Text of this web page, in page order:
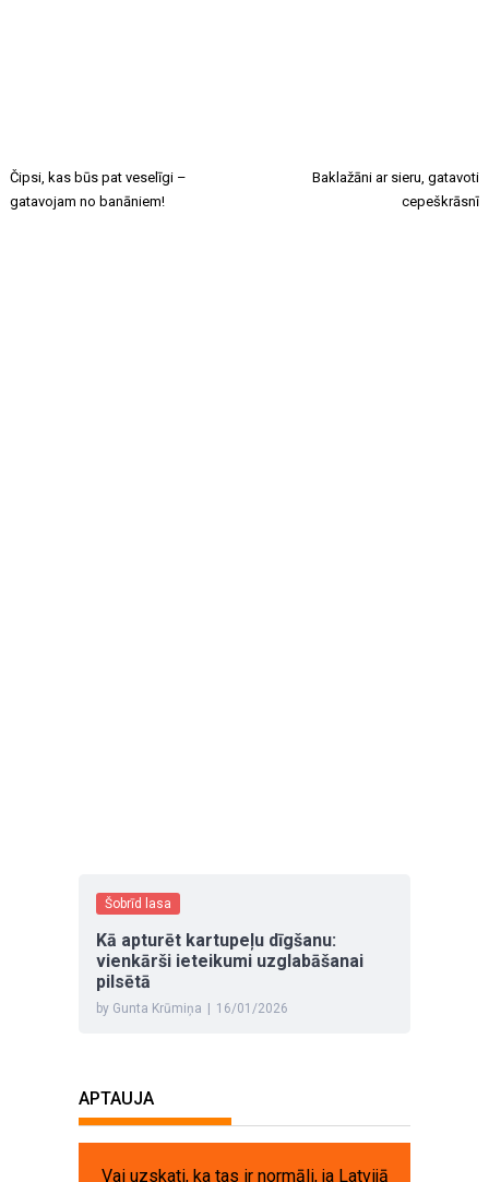
Čipsi, kas būs pat veselīgi –
gatavojam no banāniem!
Baklažāni ar sieru, gatavoti
cepeškrāsnī
Šobrīd lasa
Kā apturēt kartupeļu dīgšanu:
vienkārši ieteikumi uzglabāšanai
pilsētā
by Gunta Krūmiņa 16/01/2026
APTAUJA
Vai uzskati, ka tas ir normāli, ja Latvijā